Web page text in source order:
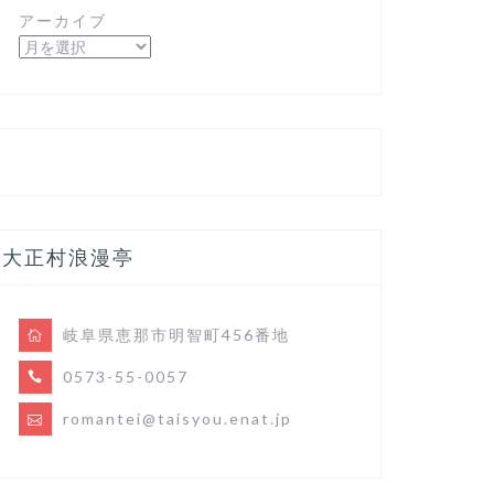
アーカイブ
大正村浪漫亭
岐阜県恵那市明智町456番地
0573-55-0057
romantei@taisyou.enat.jp